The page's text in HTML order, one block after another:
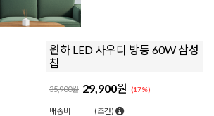
원하 LED 사우디 방등 60W 삼성
칩
35,900원 29,900원 (17%)
배송비 (조건)